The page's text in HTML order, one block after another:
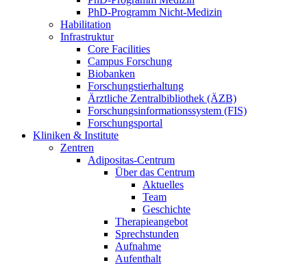
PhD-Programm Nicht-Medizin
Habilitation
Infrastruktur
Core Facilities
Campus Forschung
Biobanken
Forschungstierhaltung
Ärztliche Zentralbibliothek (ÄZB)
Forschungsinformationssystem (FIS)
Forschungsportal
Kliniken & Institute
Zentren
Adipositas-Centrum
Über das Centrum
Aktuelles
Team
Geschichte
Therapieangebot
Sprechstunden
Aufnahme
Aufenthalt